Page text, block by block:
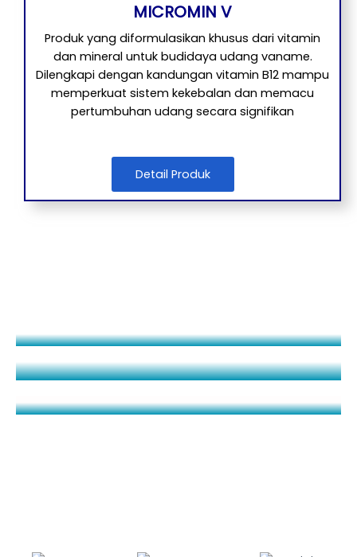
MICROMIN V
Produk yang diformulasikan khusus dari vitamin
dan mineral untuk budidaya udang vaname.
Dilengkapi dengan kandungan vitamin B12 mampu
memperkuat sistem kekebalan dan memacu
pertumbuhan udang secara signifikan
Detail Produk